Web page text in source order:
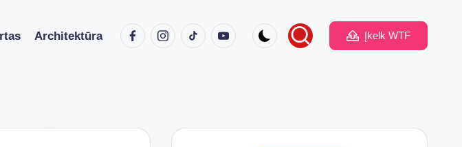
Architektūra FacebookInstagram
TikTokYoutube Įkelk WTF